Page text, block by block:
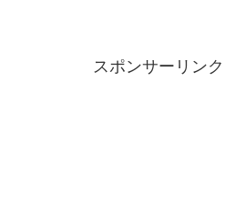
スポンサーリンク